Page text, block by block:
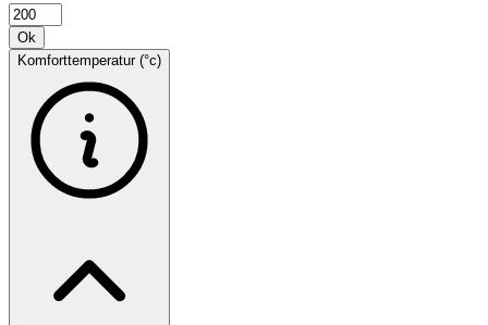
Ok
Komforttemperatur (°c)